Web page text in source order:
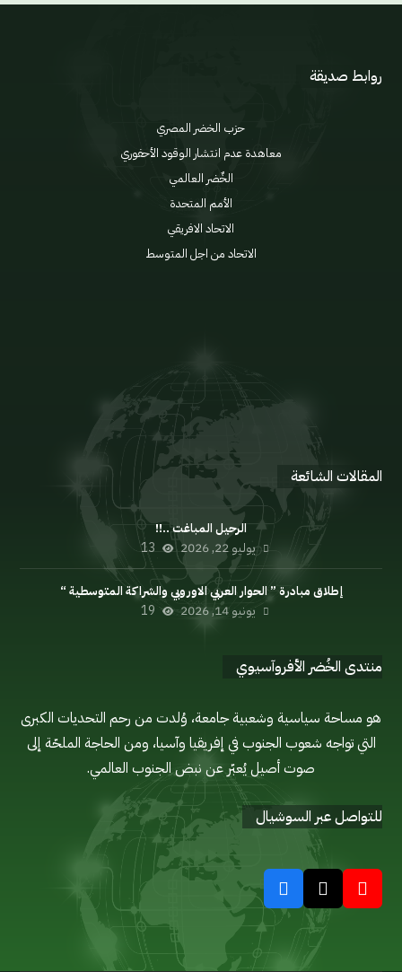
روابط صديقة
حزب الخضر المصري
معاهدة عدم انتشار الوقود الأحفوري
الخٌضر العالمي
الأمم المتحدة
الاتحاد الافريقي
الاتحاد من اجل المتوسط
مدونة السلوك
المقالات الشائعة
الرحيل المباغت ..!!
يوليو 22, 2026 13
إطلاق مبادرة ” الحوار العربي الاوروبي والشراكة المتوسطية “
يونيو 14, 2026 19
منتدى الخُضر الأفروآسيوي
هو مساحة سياسية وشعبية جامعة، وُلدت من رحم التحديات الكبرى
التي تواجه شعوب الجنوب في إفريقيا وآسيا، ومن الحاجة الملحّة إلى
صوت أصيل يُعبّر عن نبض الجنوب العالمي.
للتواصل عبر السوشيال